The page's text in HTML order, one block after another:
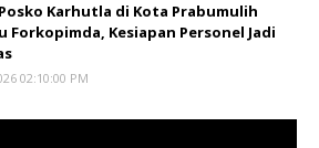
Karhutla di Kota Prabumulih
Forkopimda, Kesiapan Personel Jadi
02:10:00 PM